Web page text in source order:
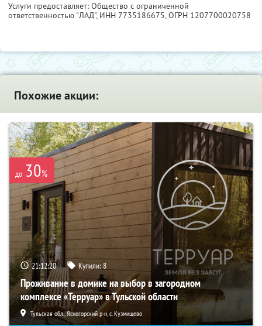
Услуги предоставляет: Общество с ограниченной
ответственностью "ЛАД", ИНН 7735186675, ОГРН 1207700020758
Похожие акции:
до 30%
21:12:19 Купили:8
Проживание в домике на выбор в загородном
комплексе «Терруар» в Тульской области
Тульская обл., Ясногорский р-н, с. Кузмищево